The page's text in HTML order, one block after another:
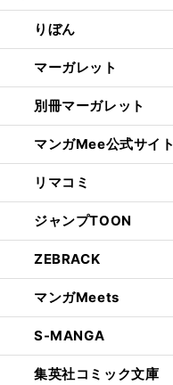
りぼん
マーガレット
別冊マーガレット
マンガMee公式サイト
リマコミ
ジャンプTOON
ZEBRACK
マンガMeets
S-MANGA
集英社コミック文庫